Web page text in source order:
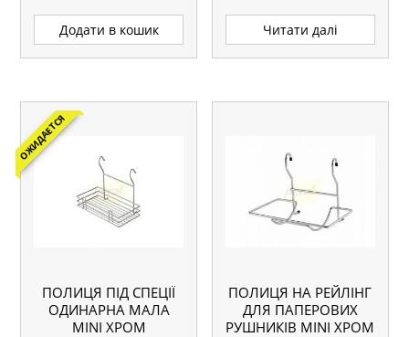
Додати в кошик Читати далі
ОЖИДАЕТСЯ
ПОЛИЦЯ ПІД СПЕЦІЇ
ОДИНАРНА МАЛА
MINI ХРОМ
ПОЛИЦЯ НА РЕЙЛІНГ
ДЛЯ ПАПЕРОВИХ
РУШНИКІВ MINI ХРОМ